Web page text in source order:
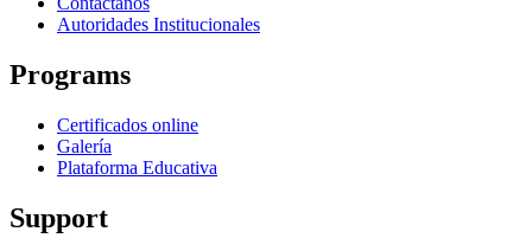
Autoridades Institucionales
Programs
Certificados online
Galería
Plataforma Educativa
Support